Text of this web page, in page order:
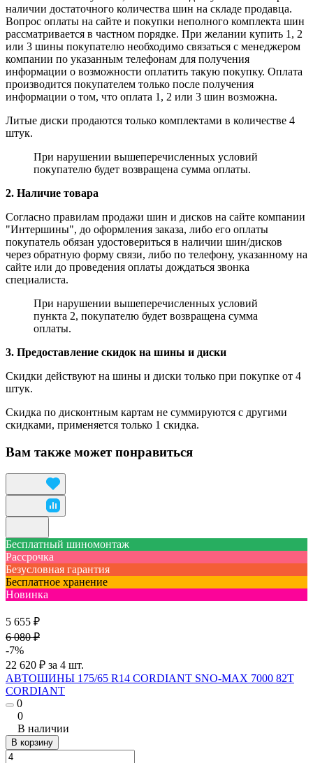
наличии достаточного количества шин на складе продавца.
Вопрос оплаты на сайте и покупки неполного комплекта шин
рассматривается в частном порядке. При желании купить 1, 2
или 3 шины покупателю необходимо связаться с менеджером
компании по указанным телефонам для получения
информации о возможности оплатить такую покупку. Оплата
производится покупателем только после получения
информации о том, что оплата 1, 2 или 3 шин возможна.
Литые диски продаются только комплектами в количестве 4
штук.
При нарушении вышеперечисленных условий
покупателю будет возвращена сумма оплаты.
2. Наличие товара
Согласно правилам продажи шин и дисков на сайте компании
"Интершины", до оформления заказа, либо его оплаты
покупатель обязан удостовериться в наличии шин/дисков
через обратную форму связи, либо по телефону, указанному на
сайте или до проведения оплаты дождаться звонка
специалиста.
При нарушении вышеперечисленных условий
пункта 2, покупателю будет возвращена сумма
оплаты.
3. Предоставление скидок на шины и диски
Скидки действуют на шины и диски только при покупке от 4
штук.
Скидка по дисконтным картам не суммируются с другими
скидками, применяется только 1 скидка.
Вам также может понравиться
Бесплатный шиномонтаж
Рассрочка
Безусловная гарантия
Бесплатное хранение
Новинка
5 655 ₽
6 080 ₽
-7%
22 620 ₽ за 4 шт.
АВТОШИНЫ 175/65 R14 CORDIANT SNO-MAX 7000 82T
CORDIANT
0
0
В наличии
В корзину